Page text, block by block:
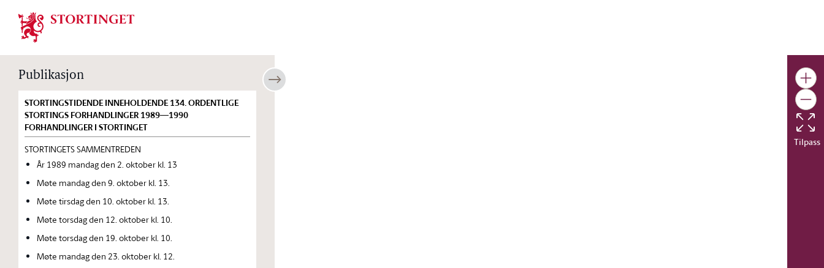
Stortinget.no
Publikasjon
STORTINGSTIDENDE INNEHOLDENDE 134. ORDENTLIGE
STORTINGS FORHANDLINGER 1989—1990
FORHANDLINGER I STORTINGET
STORTINGETS SAMMENTREDEN
År 1989 mandag den 2. oktober kl. 13
Møte mandag den 9. oktober kl. 13.
Møte tirsdag den 10. oktober kl. 13.
Møte torsdag den 12. oktober kl. 10.
Møte torsdag den 19. oktober kl. 10.
Møte mandag den 23. oktober kl. 12.